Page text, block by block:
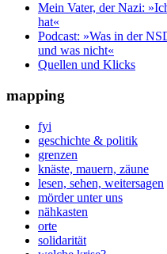
Mein Vater, der Nazi:
hat«
Podcast: »Was in der
und was nicht«
Quellen und Klicks
mapping
fyi
geschichte & politik
grenzen
knäste, mauern, zäune
lesen, sehen, weitersagen
mörder unter uns
nähkasten
orte
solidarität